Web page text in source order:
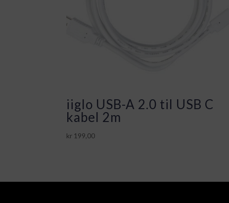
iiglo USB-A 2.0 til USB C
kabel 2m
kr 199,00